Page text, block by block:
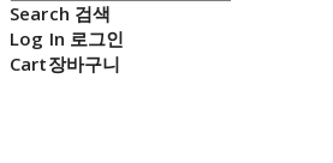
Search 검색
Log In 로그인
Cart장바구니